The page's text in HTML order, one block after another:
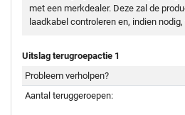
met een merkdealer. Deze zal de
laadkabel controleren en, indien
Uitslag terugroepactie 1
Probleem verholpen?
Aantal teruggeroepen: